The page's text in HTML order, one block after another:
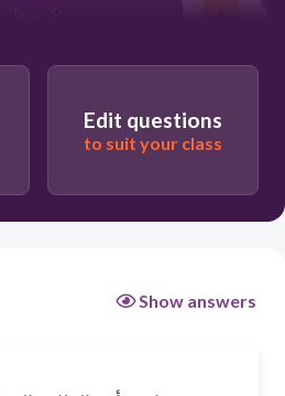
Edit questions
to suit your class
Show answers